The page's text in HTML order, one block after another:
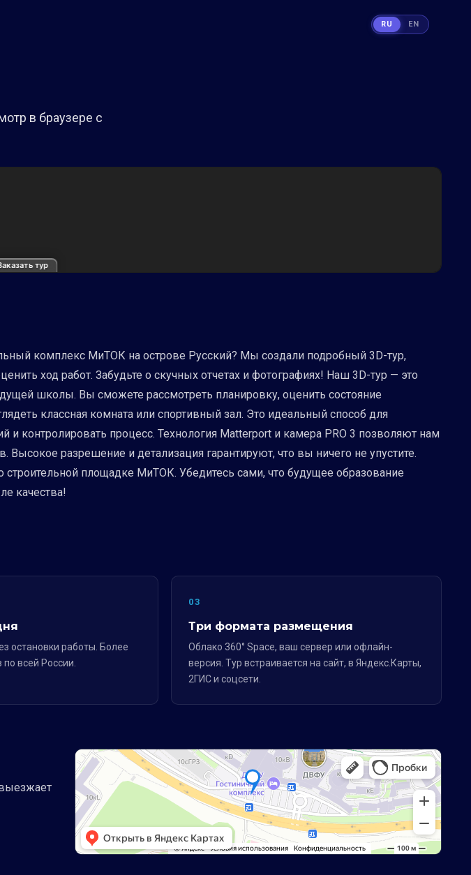
в браузере с
тур
комплекс МиТОК на острове Русский? Мы создали подробный 3D-тур,
ход работ. Забудьте о скучных отчетах и фотографиях! Наш 3D-тур — это
школы. Вы сможете рассмотреть планировку, оценить состояние
классная комната или спортивный зал. Это идеальный способ для
контролировать процесс. Технология Matterport и камера PRO 3 позволяют нам
разрешение и детализация гарантируют, что вы ничего не упустите.
строительной площадке МиТОК. Убедитесь сами, что будущее образование
качества!
остановки работы. Более
всей России.
03
Три формата размещения
Облако 360° Space, ваш сервер или офлайн-
версия. Тур встраивается на сайт, в Яндекс.Карты,
2ГИС и соцсети.
RU EN